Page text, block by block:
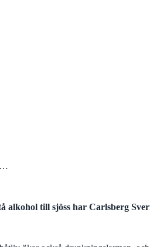
till sjöss har Carlsberg